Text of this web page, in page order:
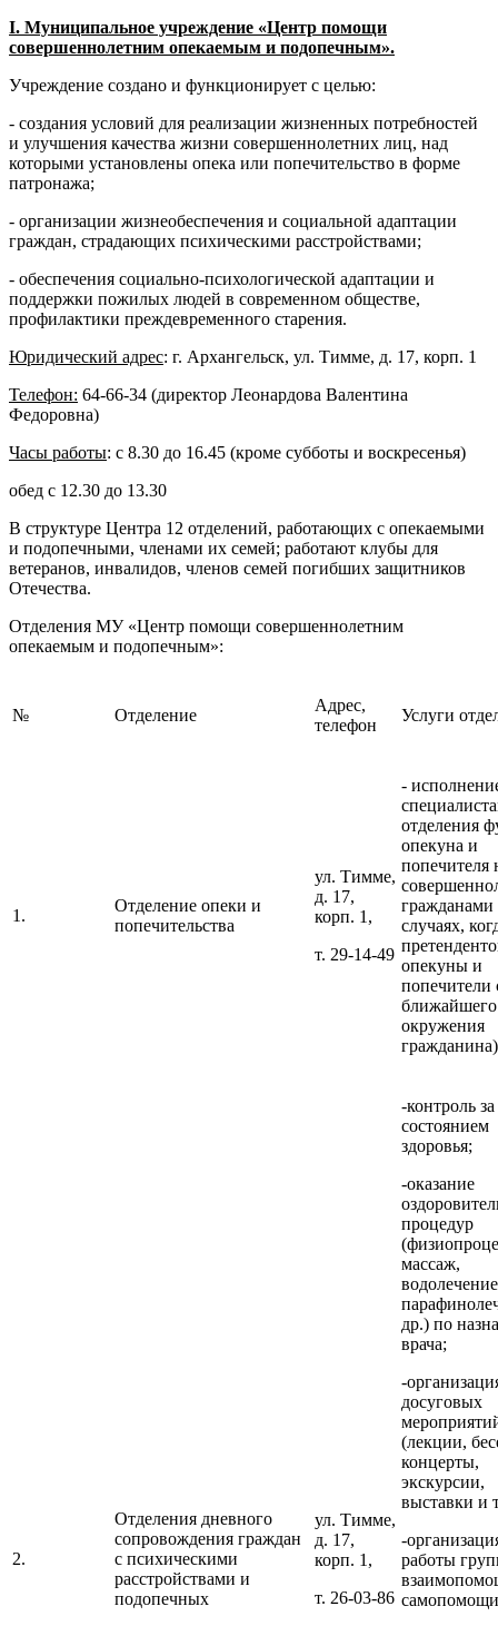
I. Муниципальное учреждение «Центр помощи
совершеннолетним опекаемым и подопечным».
Учреждение создано и функционирует с целью:
- создания условий для реализации жизненных потребностей
и улучшения качества жизни совершеннолетних лиц, над
которыми установлены опека или попечительство в форме
патронажа;
- организации жизнеобеспечения и социальной адаптации
граждан, страдающих психическими расстройствами;
- обеспечения социально-психологической адаптации и
поддержки пожилых людей в современном обществе,
профилактики преждевременного старения.
Юридический адрес: г. Архангельск, ул. Тимме, д. 17, корп. 1
Телефон: 64-66-34 (директор Леонардова Валентина
Федоровна)
Часы работы: с 8.30 до 16.45 (кроме субботы и воскресенья)
обед с 12.30 до 13.30
В структуре Центра 12 отделений, работающих с опекаемыми
и подопечными, членами их семей; работают клубы для
ветеранов, инвалидов, членов семей погибших защитников
Отечества.
Отделения МУ «Центр помощи совершеннолетним
опекаемым и подопечным»:
№ Отделение
Адрес,
телефон
Услуги
1.
Отделение опеки и
попечительства
ул. Тимме,
д. 17,
корп. 1,
т. 29-14-49
-
отделения
опекуна и
попечителя
гражданами
случаях,
опекуны и
попечители
ближайшего
окружения
гражданина)
2.
Отделения дневного
сопровождения граждан
с психическими
расстройствами и
подопечных
ул. Тимме,
д. 17,
корп. 1,
т. 26-03-86
-контроль за
состоянием
здоровья;
-оказание
процедур
массаж,
др.) по
врача;
-
досуговых
(лекции,
концерты,
экскурсии,
выставки и
-
работы